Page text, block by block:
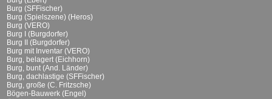
Burg (SFFischer)
Burg (Spielszene) (Heros)
Burg (VERO)
Burg I (Burgdorfer)
Burg II (Burgdorfer)
Burg mit Inventar (VERO)
Burg, belagert (Eichhorn)
Burg, bunt (And. Länder)
Burg, dachlastige (SFFischer)
Burg, große (C. Fritzsche)
Bögen-Bauwerk (Engel)